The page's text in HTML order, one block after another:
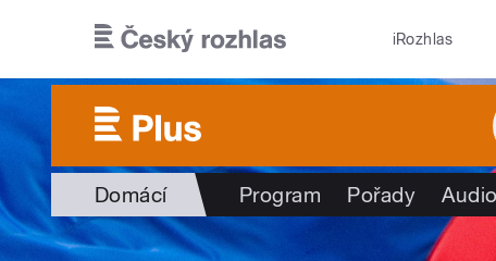
iRozhlas
Domácí Program Pořady